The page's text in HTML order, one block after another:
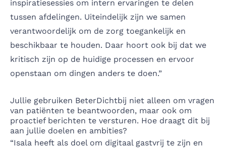
inspiratiesessies om intern ervaringen te delen
tussen afdelingen. Uiteindelijk zijn we samen
verantwoordelijk om de zorg toegankelijk en
beschikbaar te houden. Daar hoort ook bij dat we
kritisch zijn op de huidige processen en ervoor
openstaan om dingen anders te doen.”
Jullie gebruiken BeterDichtbij niet alleen om vragen
van patiënten te beantwoorden, maar ook om
proactief berichten te versturen. Hoe draagt dit bij
aan jullie doelen en ambities?
“Isala heeft als doel om digitaal gastvrij te zijn en